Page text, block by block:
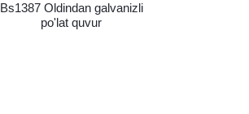
Bs1387 Oldindan galvanizli
po'lat quvur